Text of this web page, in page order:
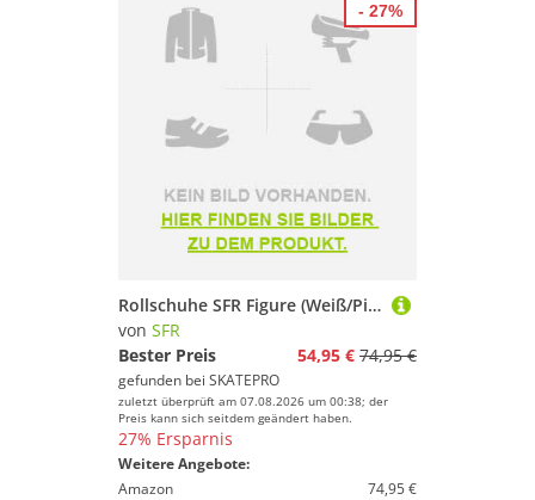
Rollschuhe SFR Figure (Weiß/Pink - 35.5)
von SFR
Bester Preis
54,95 € 74,95 €
gefunden bei SKATEPRO
zuletzt überprüft am 07.08.2026 um 00:38; der
Preis kann sich seitdem geändert haben.
27% Ersparnis
Weitere Angebote:
Amazon
74,95 €
- 27%